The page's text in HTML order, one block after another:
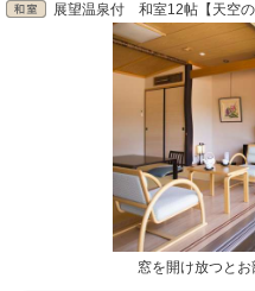
展望温泉付 和室12帖【天空の
窓を開け放つと